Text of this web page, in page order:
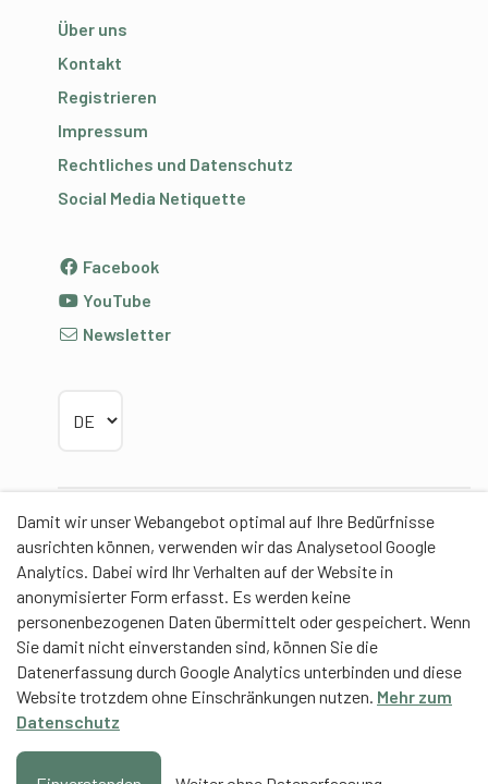
Damit wir unser Webangebot optimal auf Ihre Bedürfnisse
ausrichten können, verwenden wir das Analysetool Google
Analytics. Dabei wird Ihr Verhalten auf der Website in
anonymisierter Form erfasst. Es werden keine
personenbezogenen Daten übermittelt oder gespeichert. Wenn
Sie damit nicht einverstanden sind, können Sie die
Datenerfassung durch Google Analytics unterbinden und diese
Website trotzdem ohne Einschränkungen nutzen. Mehr zum
Datenschutz
Über uns
Kontakt
Registrieren
Impressum
Rechtliches und Datenschutz
Social Media Netiquette
Facebook
YouTube
Newsletter
Partner
Contentpartner
Eidgenössische Hochschule für Sport Magglingen
EHSM